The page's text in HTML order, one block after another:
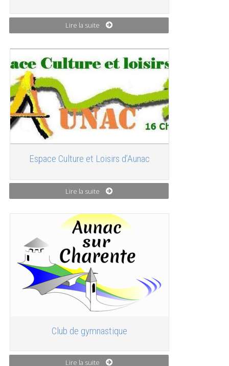
Lire la suite
Espace Culture et Loisirs d’Aunac
Lire la suite
Club de gymnastique
Lire la suite